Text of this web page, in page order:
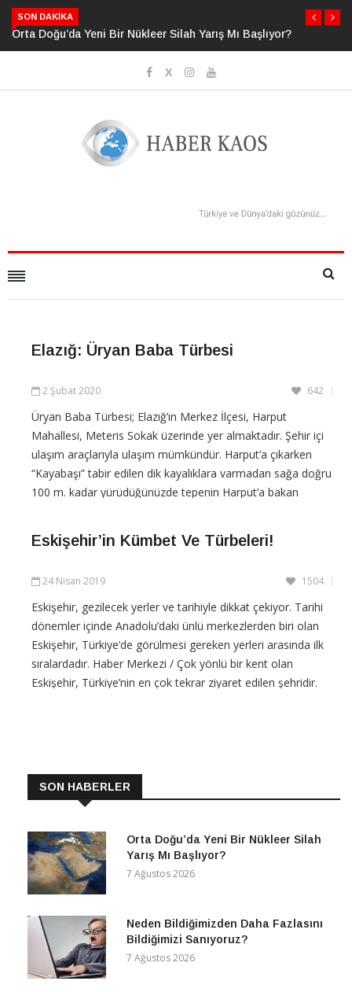
SON DAKIKA
Silah Yarış Mı Başlıyor?Neden Bildiğimizden Daha
Sanıyoruz?
Elazığ: Üryan Baba Türbesi
2 Şubat 2020 642
Üryan Baba Türbesi; Elazığ’ın Merkez İlçesi, Harput
Mahallesi, Meteris Sokak üzerinde yer almaktadır. Şehir içi
ulaşım araçlarıyla ulaşım mümkündür. Harput’a çıkarken
“Kayabaşı” tabir edilen dik kayalıklara varma­dan sağa doğru
100 m. kadar yürüdüğünüzde tepenin Harput’a bakan
CONTINUE READING
Eskişehir’in Kümbet Ve Türbeleri!
24 Nisan 2019 1504
Eskişehir, gezilecek yerler ve tarihiyle dikkat çekiyor. Tarihi
dönemler içinde Anadolu’daki ünlü merkezlerden biri olan
Eskişehir, Türkiye’de görülmesi gereken yerleri arasında ilk
sıralardadır. Haber Merkezi / Çok yönlü bir kent olan
Eskişehir, Türkiye’nin en çok tekrar ziyaret edilen şehridir.
SON HABERLER
Orta Doğu’da Yeni Bir Nükleer Silah
Yarış Mı Başlıyor?
7 Ağustos 2026
Neden Bildiğimizden Daha Fazlasını
Bildiğimizi Sanıyoruz?
7 Ağustos 2026